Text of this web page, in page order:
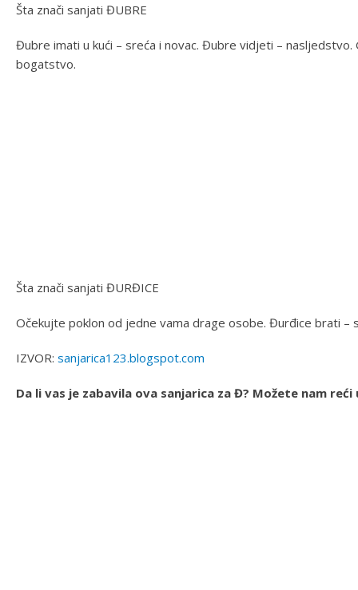
Šta znači sanjati ĐUBRE
Đubre imati u kući – sreća i novac. Đubre vidjeti –
bogatstvo.
Šta znači sanjati ĐURĐICE
Očekujte poklon od jedne vama drage osobe. Đurđice brati –
IZVOR: sanjarica123.blogspot.com
Da li vas je zabavila ova sanjarica za Đ? Možete nam